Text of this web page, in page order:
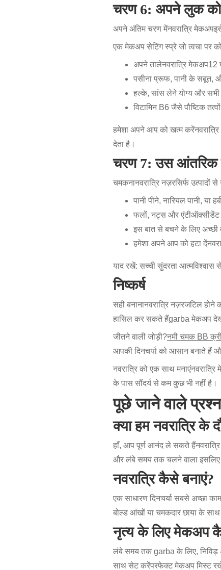
चरण 6: अपने लुक
अपने अंतिम चरण मेंनवरात्रि मेकअप
एक मेकअप सेटिंग स्प्रे जो त्वचा पर
अपने तालेनवरात्रि मेकअप12
पसीना प्रूफ, पानी के
हल्के, सांस लेने योग्य और सभी
विटामिन B6 जैसे पौष्टिक
हमेशा अपने आप को खत्म करें
देता है।
चरण 7: उस आंतरिक
चमकनानवरात्रि नज़रसिर्फ उत्पादों
पानी पीने, नारियल पानी, या
फलों, नट्स और एंटीऑक्सीडेंट
इस बात से बचने के लिए अच्छी
हमेशा अपने आप को हटा दें
याद रखें: सच्ची सुंदरता
निष्कर्ष
सही बनानानवरात्रि नज़रजटिल होने
हासिल कर सकते हैंgarba मेकअप
जीतने वाली जोड़ी?नमी चमक BB
आपकी दिनचर्या को आसान बनाते हैं
नवरात्रि को एक साथ मनाएंनवरात्रि
के पास सौंदर्य से कम कुछ भी नहीं है।
पूछे जाने वाले प्रश्न
क्या हम नवरात्रि
हाँ, आप पूर्ण आनंद ले सकते हैं
और लंबे समय तक चलने वाला इसलिए
नवरात्रि कैसे बनाएं?
एक साधारण दिनचर्या सबसे अच्छा
बोल्ड आंखों या चमकदार छाया के
नृत्य के लिए मेकअप
लंबे समय तक garba के लिए, निविड़
साथ सेट करेंपरफेक्ट मेकअप मिस्ट